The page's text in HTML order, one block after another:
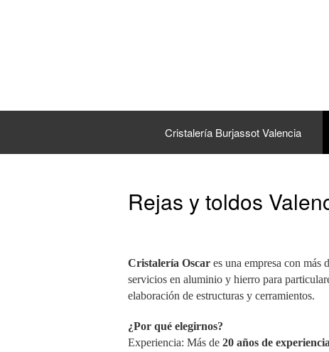
Cristalería Burjassot Valencia
Rejas y toldos
Cristalería Oscar es una empresa con más
servicios en aluminio y hierro para
elaboración de estructuras y cerramientos.
¿Por qué elegirnos?
Experiencia: Más de 20 años de experiencia